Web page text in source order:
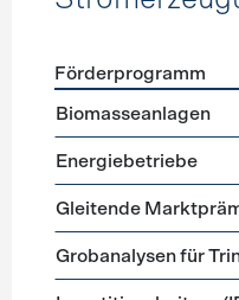
Förderprogramme
Förderprogramm
Biomasseanlagen
Energiebetriebe
Gleitende
Grobanalysen für